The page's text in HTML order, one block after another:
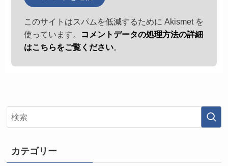
このサイトはスパムを低減するために Akismet を
使っています。
コメントデータの処理方法の詳細
はこちらをご覧ください。
カテゴリー